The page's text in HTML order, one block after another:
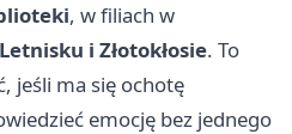
, w filiach w
i Złotokłosie. To
jeśli ma się ochotę
emocję bez jednego